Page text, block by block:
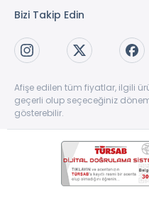
Bizi Takip Edin
Afişe edilen tüm fiyatlar, ilgili
geçerli olup seçeceğiniz
gösterebilir.